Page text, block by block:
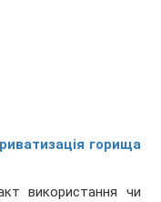
горища
використання чи